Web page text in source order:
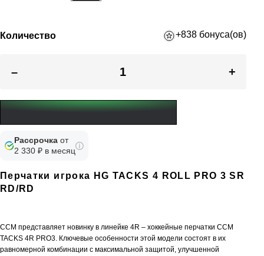
Количество +838 бонуса(ов)
– +
Рассрочка от
2 330 ₽ в месяц
Перчатки игрока HG TACKS 4 ROLL PRO 3 SR
RD/RD
CCM представляет новинку в линейке 4R – хоккейные перчатки CCM
TACKS 4R PRO3. Ключевые особенности этой модели состоят в их
равномерной комбинации с максимальной защитой, улучшенной